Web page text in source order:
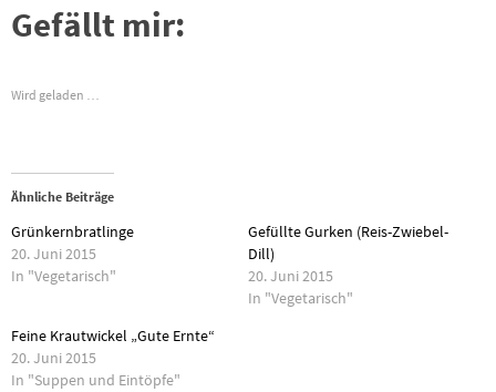
Gefällt mir:
Wird geladen …
Ähnliche Beiträge
Grünkernbratlinge
20. Juni 2015
In "Vegetarisch"
Gefüllte Gurken (Reis-Zwiebel-
Dill)
20. Juni 2015
In "Vegetarisch"
Feine Krautwickel „Gute Ernte“
20. Juni 2015
In "Suppen und Eintöpfe"